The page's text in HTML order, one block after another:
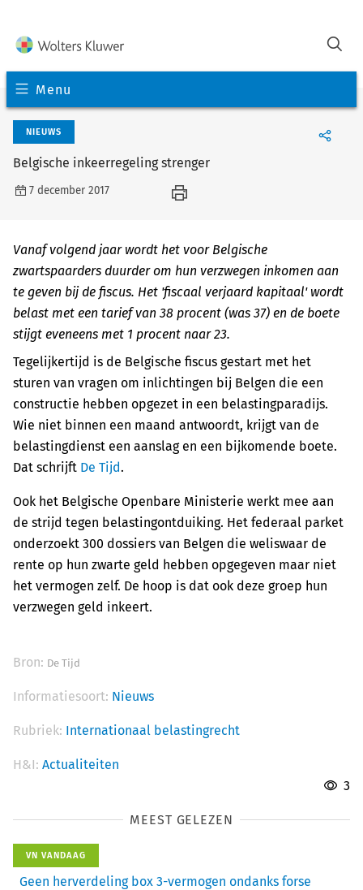
Menu
NIEUWS
Belgische inkeerregeling strenger
7 december 2017
Vanaf volgend jaar wordt het voor Belgische
zwartspaarders duurder om hun verzwegen inkomen aan
te geven bij de fiscus. Het 'fiscaal verjaard kapitaal' wordt
belast met een tarief van 38 procent (was 37) en de boete
stijgt eveneens met 1 procent naar 23.
Tegelijkertijd is de Belgische fiscus gestart met het
sturen van vragen om inlichtingen bij Belgen die een
constructie hebben opgezet in een belastingparadijs.
Wie niet binnen een maand antwoordt, krijgt van de
belastingdienst een aanslag en een bijkomende boete.
Dat schrijft De Tijd.
Ook het Belgische Openbare Ministerie werkt mee aan
de strijd tegen belastingontduiking. Het federaal parket
onderzoekt 300 dossiers van Belgen die weliswaar de
rente op hun zwarte geld hebben opgegeven maar niet
het vermogen zelf. De hoop is dat ook deze groep hun
verzwegen geld inkeert.
Bron: De Tijd
Informatiesoort: Nieuws
Rubriek: Internationaal belastingrecht
H&I: Actualiteiten
3
MEEST GELEZEN
VN VANDAAG
Geen herverdeling box 3-vermogen ondanks forse